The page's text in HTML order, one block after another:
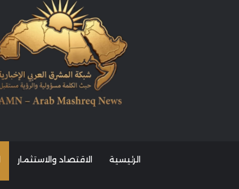
الرئيسية الاقتصاد والاستثمار